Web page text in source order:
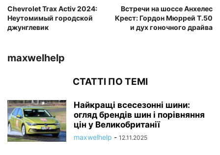
Chevrolet Trax Activ 2024:
Неутомимый городской
джунглевик
Встречи на шоссе Анхелес
Крест: Гордон Мюррей T.50
и дух гоночного драйва
maxwelhelp
СТАТТІ ПО ТЕМІ
Найкращі всесезонні шини:
огляд брендів шин і порівняння
цін у Великобританії
maxwelhelp - 12.11.2025